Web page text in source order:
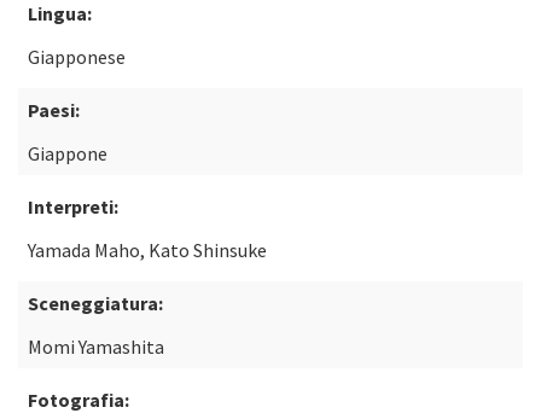
Lingua:
Giapponese
Paesi:
Giappone
Interpreti:
Yamada Maho, Kato Shinsuke
Sceneggiatura:
Momi Yamashita
Fotografia: